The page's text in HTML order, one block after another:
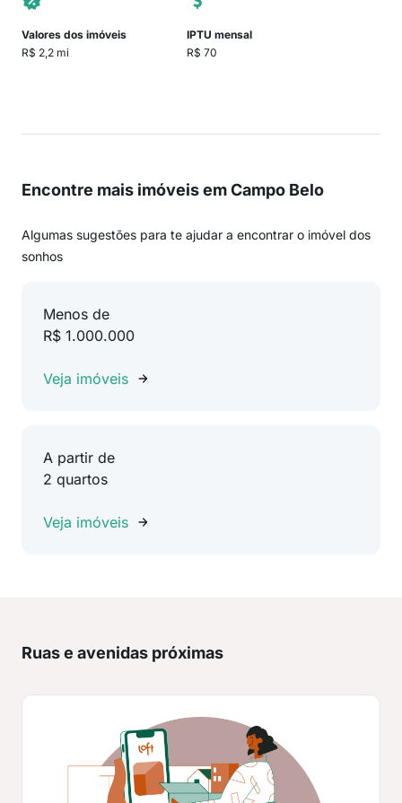
Valores dos imóveis
R$ 2,2 mi
IPTU mensal
R$ 70
Encontre mais imóveis em Campo Belo
Algumas sugestões para te ajudar a encontrar o imóvel dos
sonhos
Menos de
R$ 1.000.000
Veja imóveis
A partir de
2 quartos
Veja imóveis
Ruas e avenidas próximas